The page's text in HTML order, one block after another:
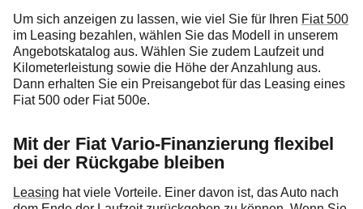
Um sich anzeigen zu lassen, wie viel Sie für Ihren Fiat 500
im Leasing bezahlen, wählen Sie das Modell in unserem
Angebotskatalog aus. Wählen Sie zudem Laufzeit und
Kilometerleistung sowie die Höhe der Anzahlung aus.
Dann erhalten Sie ein Preisangebot für das Leasing eines
Fiat 500 oder Fiat 500e.
Mit der Fiat Vario-Finanzierung flexibel
bei der Rückgabe bleiben
Leasing hat viele Vorteile. Einer davon ist, das Auto nach